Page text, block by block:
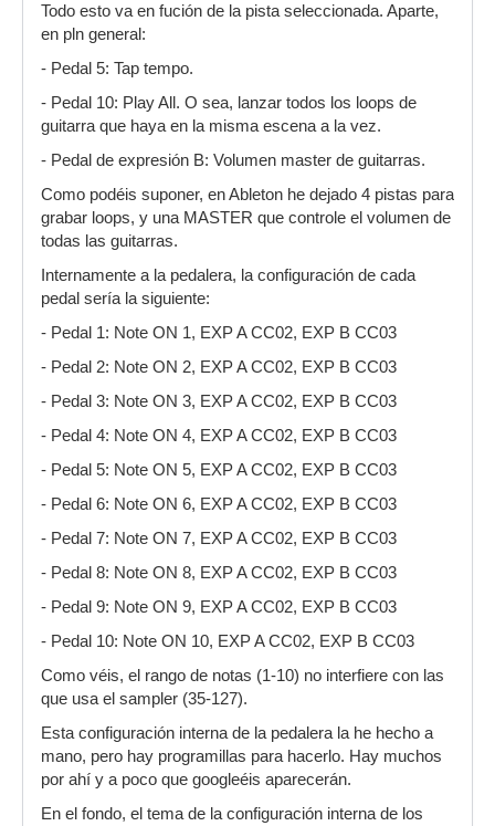
Todo esto va en fución de la pista seleccionada. Aparte,
en pln general:
- Pedal 5: Tap tempo.
- Pedal 10: Play All. O sea, lanzar todos los loops de
guitarra que haya en la misma escena a la vez.
- Pedal de expresión B: Volumen master de guitarras.
Como podéis suponer, en Ableton he dejado 4 pistas para
grabar loops, y una MASTER que controle el volumen de
todas las guitarras.
Internamente a la pedalera, la configuración de cada
pedal sería la siguiente:
- Pedal 1: Note ON 1, EXP A CC02, EXP B CC03
- Pedal 2: Note ON 2, EXP A CC02, EXP B CC03
- Pedal 3: Note ON 3, EXP A CC02, EXP B CC03
- Pedal 4: Note ON 4, EXP A CC02, EXP B CC03
- Pedal 5: Note ON 5, EXP A CC02, EXP B CC03
- Pedal 6: Note ON 6, EXP A CC02, EXP B CC03
- Pedal 7: Note ON 7, EXP A CC02, EXP B CC03
- Pedal 8: Note ON 8, EXP A CC02, EXP B CC03
- Pedal 9: Note ON 9, EXP A CC02, EXP B CC03
- Pedal 10: Note ON 10, EXP A CC02, EXP B CC03
Como véis, el rango de notas (1-10) no interfiere con las
que usa el sampler (35-127).
Esta configuración interna de la pedalera la he hecho a
mano, pero hay programillas para hacerlo. Hay muchos
por ahí y a poco que googleéis aparecerán.
En el fondo, el tema de la configuración interna de los